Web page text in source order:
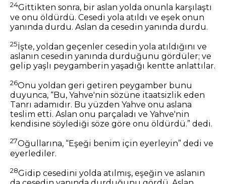
24Gittikten sonra, bir aslan yolda onunla karşılaştı
ve onu öldürdü. Cesedi yola atıldı ve eşek onun
yanında durdu. Aslan da cesedin yanında durdu.
25İşte, yoldan geçenler cesedin yola atıldığını ve
aslanın cesedin yanında durduğunu gördüler; ve
gelip yaşlı peygamberin yaşadığı kentte anlattılar.
26Onu yoldan geri getiren peygamber bunu
duyunca, “Bu, Yahve'nin sözüne itaatsizlik eden
Tanrı adamıdır. Bu yüzden Yahve onu aslana
teslim etti. Aslan onu parçaladı ve Yahve'nin
kendisine söylediği söze göre onu öldürdü.” dedi.
27Oğullarına, “Eşeği benim için eyerleyin” dedi ve
eyerlediler.
28Gidip cesedini yolda atılmış, eşeğin ve aslanın